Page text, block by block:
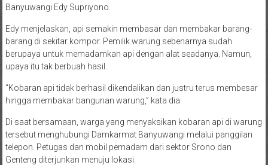
Banyuwangi Edy Supriyono.
Edy menjelaskan, api semakin membasar dan membakar barang-
barang di sekitar kompor. Pemilik warung sebenarnya sudah
berupaya untuk memadamkan api dengan alat seadanya. Namun,
upaya itu tak berbuah hasil.
“Kobaran api tidak berhasil dikendalikan dan justru terus membesar
hingga membakar bangunan warung,” kata dia.
Di saat bersamaan, warga yang menyaksikan kobaran api di warung
tersebut menghubungi Damkarmat Banyuwangi melalui panggilan
telepon. Petugas dan mobil pemadam dari sektor Srono dan
Genteng diterjunkan menuju lokasi.